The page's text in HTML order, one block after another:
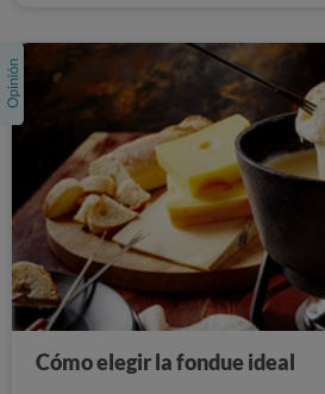
Cómo elegir la fondue ideal